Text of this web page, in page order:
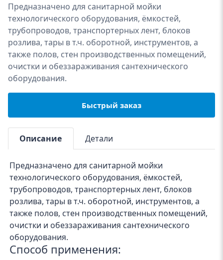
Предназначено для санитарной мойки
технологического оборудования, ёмкостей,
трубопроводов, транспортерных лент, блоков
розлива, тары в т.ч. оборотной, инструментов, а
также полов, стен производственных помещений,
очистки и обеззараживания сантехнического
оборудования.
Быстрый заказ
Описание Детали
Предназначено для санитарной мойки
технологического оборудования, ёмкостей,
трубопроводов, транспортерных лент, блоков
розлива, тары в т.ч. оборотной, инструментов, а
также полов, стен производственных помещений,
очистки и обеззараживания сантехнического
оборудования.
Способ применения: